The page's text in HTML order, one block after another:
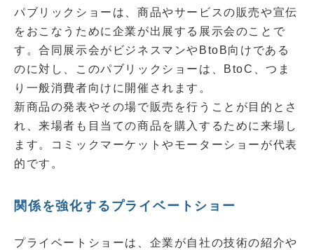
パブリックショーは、商品やサービスの販売や宣伝
をおこなうために企業が出展する展示会のことで
す。合同展示会がビジネスマンやBtoB向けである
のに対し、このパブリックショーは、BtoC、つま
り一般消費者向けに開催されます。
新商品の発表やその場で販売を行うことが目的とさ
れ、来場者も目当ての商品を購入するために来場し
ます。コミックマーケットやモーターショーが代表
的です。
関係を強化するプライベートショー
プライベートショーは、企業が自社の技術の紹介や